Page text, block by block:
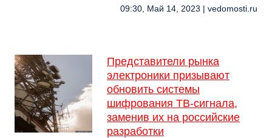
09:30, Май 14, 2023 | vedomosti.ru
Представители рынка
электроники призывают
обновить системы
шифрования ТВ-сигнала,
заменив их на российские
разработки